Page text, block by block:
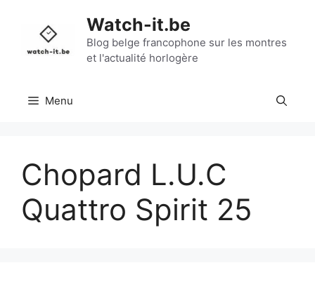
contenu
Watch-it.be
Blog belge francophone sur les montres
et l'actualité horlogère
Menu
Chopard L.U.C
Quattro Spirit 25